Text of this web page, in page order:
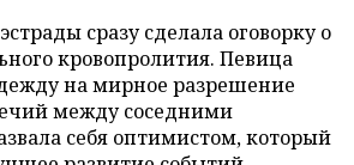
сразу сделала оговорку о
кровопролития. Певица
на мирное разрешение
между соседними
себя оптимистом, который